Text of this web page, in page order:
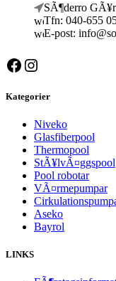
SÃ¶derro
Tfn: 040-655
E-post:
Facebook
Instagram
Kategorier
Niveko
Glasfiberpool
Thermopool
StÃ¥lvÃ¤ggspool
Pool robotar
VÃ¤rmepumpar
Aseko
Bayrol
LINKS